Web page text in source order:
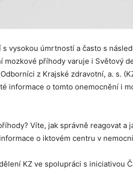
vysokou úmrtností a často s
příhody varuje i Světový
z Krajské zdravotní, a. s.
informace o tomto onemocnění i
Víte, jak správně reagovat a
o iktovém centru v
KZ ve spolupráci s iniciativou